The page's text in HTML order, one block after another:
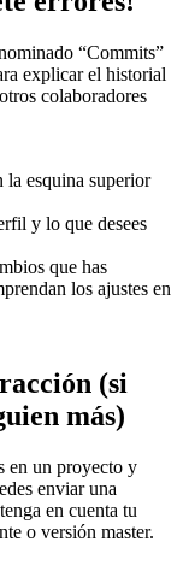
“Commits”
explicar el historial
colaboradores
esquina superior
y lo que desees
que has
los ajustes en
(si
más)
en un proyecto y
enviar una
en cuenta tu
o versión master.